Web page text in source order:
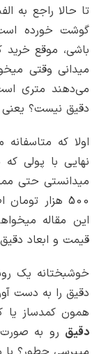
تا حالا راجع به
گوشت خورده
باشی، موقع خرید
میدانی وقتی
می‌دهند متری
دقیق نیست؟ یعنی
اولا که
نهایی با پولی
میدانستی حتی
500 هزار
این مقاله
قیمت و ابعاد
خوشبختانه یک
دقیق را به دست
همون کمدساز یا
دقیق رو به